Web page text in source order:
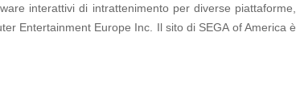
interattivi di intrattenimento per diverse piattaforme,
Entertainment Europe Inc. Il sito di SEGA of America è